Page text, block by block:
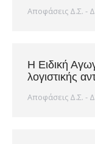
Αποφάσεις Δ.Σ. -
Η Ειδική
λογιστικής
Αποφάσεις Δ.Σ. -